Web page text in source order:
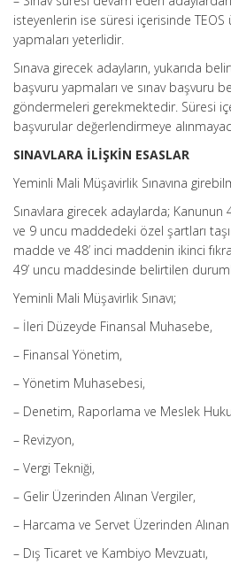
isteyenlerin ise süresi içerisinde
yapmaları yeterlidir.
Sınava girecek adayların, yukarıda
başvuru yapmaları ve sınav başvuru
göndermeleri gerekmektedir. Süresi
başvurular değerlendirmeye
SINAVLARA İLİŞKİN ESASLAR
Yeminli Mali Müşavirlik Sınavına
Sınavlara girecek adaylarda;
ve 9 uncu maddedeki özel şartları
madde ve 48’ inci maddenin ikinci
49’ uncu maddesinde belirtilen
Yeminli Mali Müşavirlik Sınavı;
– İleri Düzeyde Finansal Muhasebe,
– Finansal Yönetim,
– Yönetim Muhasebesi,
– Denetim, Raporlama ve Meslek
– Revizyon,
– Vergi Tekniği,
– Gelir Üzerinden Alınan Vergiler,
– Harcama ve Servet Üzerinden
– Dış Ticaret ve Kambiyo Mevzuatı,